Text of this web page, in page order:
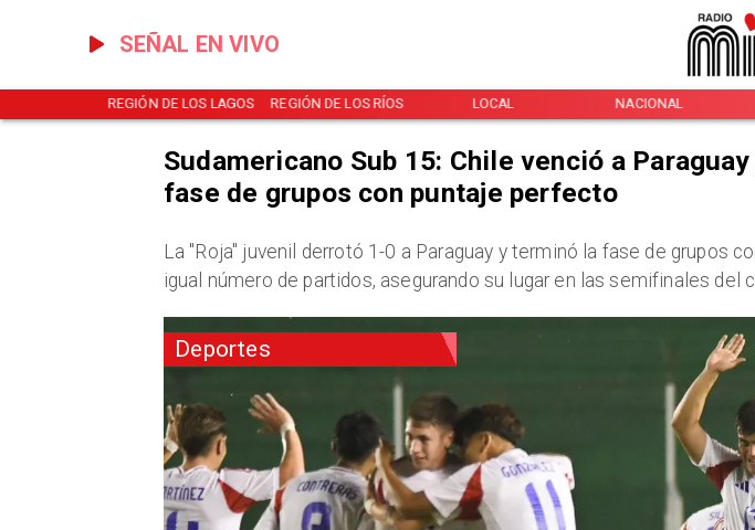
SEÑAL EN VIVO
REGIÓN DE LOS LAGOS REGIÓN DE LOS RÍOS LOCAL NACIONAL
Deportes
Sudamericano Sub 15: Chile venció a
fase de grupos con puntaje perfecto
​La "Roja" juvenil derrotó 1-0 a Paraguay y terminó la fase de grupos
igual número de partidos, asegurando su lugar en las semifinales del